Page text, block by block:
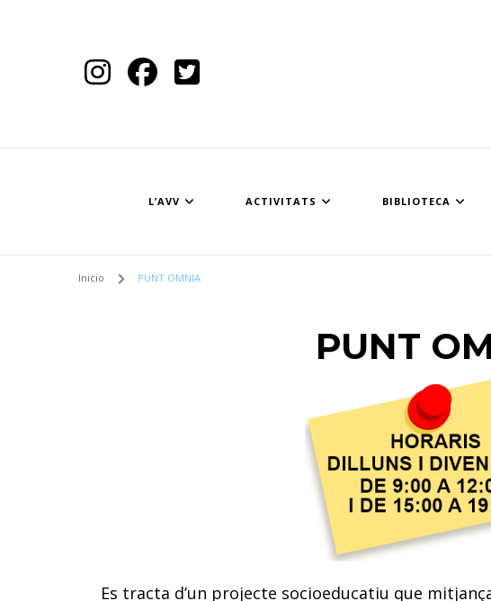
L’AVV ACTIVITATS BIBLIOTECA
Inicio PUNT OMNIA
PUNT
Es tracta d’un projecte socioeducatiu que